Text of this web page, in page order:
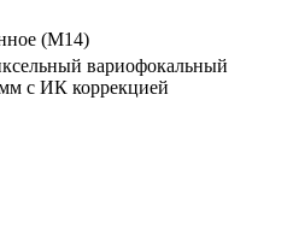
(М14)
вариофокальный
c ИК коррекцией